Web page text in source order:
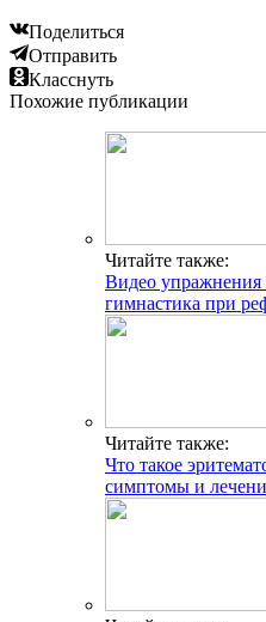
Поделиться
Отправить
Класснуть
Похожие публикации
Читайте также:
Видео упражнения
гимнастика при
Читайте также:
Что такое
симптомы и